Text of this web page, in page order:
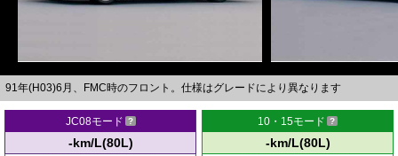
91年(H03)6月、FMC時のフロント。仕様はグレードにより異なります
JC08モード
-km/L(80L)
10・15モード
-km/L(80L)